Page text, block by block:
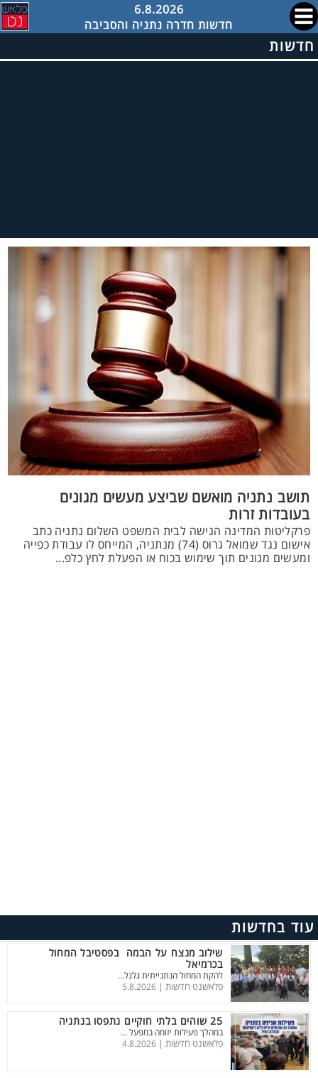
6.8.2026
חדשות חדרה נתניה והסביבה
חדשות
תושב נתניה מואשם שביצע מעשים מגונים
בעובדות זרות
פרקליטות המדינה הגישה לבית המשפט השלום נתניה כתב
אישום נגד שמואל גרוס (74) מנתניה, המייחס לו עבודת כפייה
ומעשים מגונים תוך שימוש בכוח או הפעלת לחץ כלפ...
עוד בחדשות
שילוב מנצח על הבמה בפסטיבל המחול
בכרמיאל
להקת המחול הנתנייתית גלגל...
פלאשנט חדשות | 5.8.2026
25 שוהים בלתי חוקיים נתפסו בנתניה
במהלך פעילות יזומה במפעל ...
פלאשנט חדשות | 4.8.2026